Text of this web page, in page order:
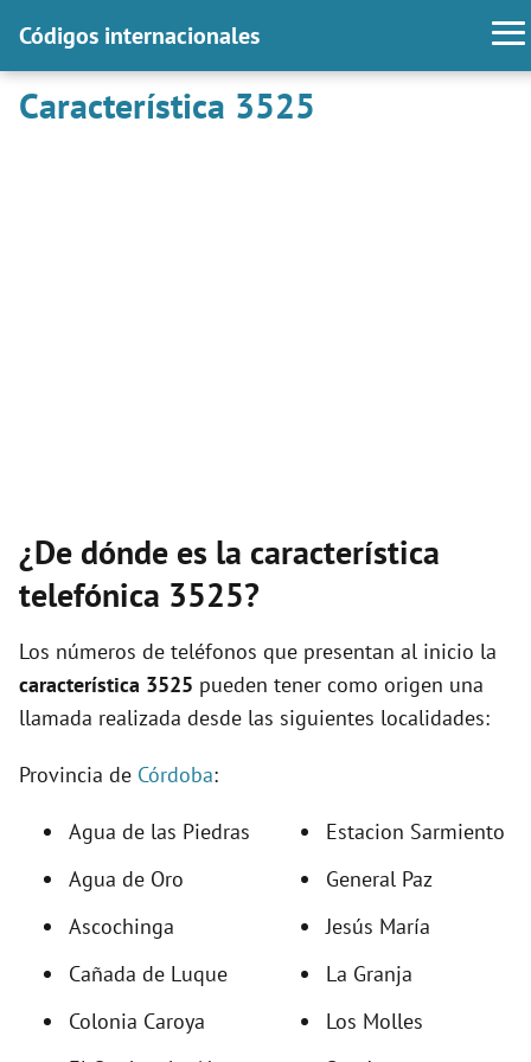
Códigos internacionales
Característica 3525
¿De dónde es la característica
telefónica 3525?
Los números de teléfonos que presentan al inicio la
característica 3525 pueden tener como origen una
llamada realizada desde las siguientes localidades:
Provincia de Córdoba:
Agua de las Piedras
Agua de Oro
Ascochinga
Cañada de Luque
Colonia Caroya
Estacion Sarmiento
General Paz
Jesús María
La Granja
Los Molles